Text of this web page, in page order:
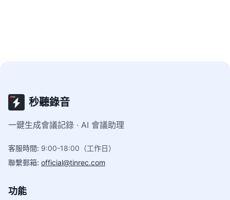
秒聽錄音
一鍵生成會議記錄 · AI 會議助理
客服時間: 9:00-18:00（工作日）
聯繫郵箱: official@tinrec.com
功能